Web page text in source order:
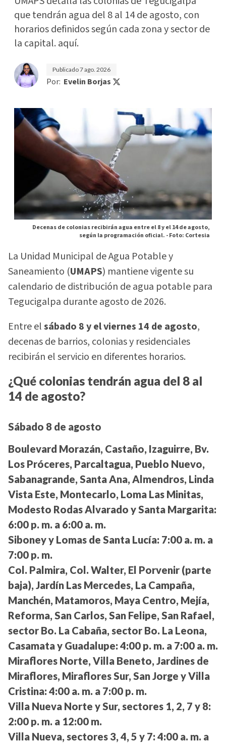
que tendrán agua del 8 al 14 de agosto, con
horarios definidos según cada zona y sector de
la capital. aquí.
Publicado7 ago. 2026
Por: Evelin Borjas
Decenas de colonias recibirán agua entre el 8 y el 14 de agosto,
según la programación oficial. -Foto: Cortesia
La Unidad Municipal de Agua Potable y
Saneamiento (UMAPS) mantiene vigente su
calendario de distribución de agua potable para
Tegucigalpa durante agosto de 2026.
Entre elsábado 8 y el viernes 14 de agosto,
decenas de barrios, colonias y residenciales
recibirán el servicio en diferentes horarios.
¿Qué colonias tendrán agua del 8 al
14 de agosto?
Sábado 8 de agosto
Boulevard Morazán, Castaño, Izaguirre, Bv.
Los Próceres, Parcaltagua, Pueblo Nuevo,
Sabanagrande, Santa Ana, Almendros, Linda
Vista Este, Montecarlo, Loma Las Minitas,
Modesto Rodas Alvarado y Santa Margarita:
6:00 p. m. a 6:00 a. m.
Siboney y Lomas de Santa Lucía: 7:00 a. m. a
7:00 p. m.
Col. Palmira, Col. Walter, El Porvenir (parte
baja), Jardín Las Mercedes, La Campaña,
Manchén, Matamoros, Maya Centro, Mejía,
Reforma, San Carlos, San Felipe, San Rafael,
sector Bo. La Cabaña, sector Bo. La Leona,
Casamata y Guadalupe: 4:00 p. m. a 7:00 a. m.
Miraflores Norte, Villa Beneto, Jardines de
Miraflores, Miraflores Sur, San Jorge y Villa
Cristina: 4:00 a. m. a 7:00 p. m.
Villa Nueva Norte y Sur, sectores 1, 2, 7 y 8:
2:00 p. m. a 12:00 m.
Villa Nueva, sectores 3, 4, 5 y 7: 4:00 a. m. a